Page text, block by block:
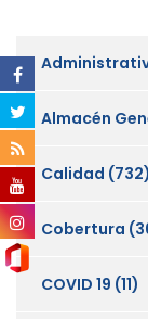
Almacén
Calidad (732)
Cobertura
COVID 19 (11)